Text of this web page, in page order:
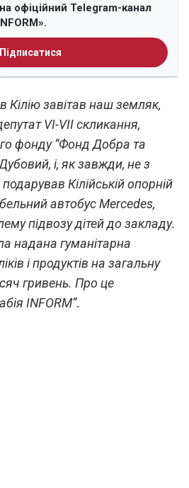
офіційний Telegram-канал
Підписатися
Кілію завітав наш земляк,
VI-VII скликання,
фонду “Фонд Добра та
і, як завжди, не з
Кілійській опорній
автобус Mercedes,
підвозу дітей до закладу.
надана гуманітарна
і продуктів на загальну
гривень. Про це
INFORM”.